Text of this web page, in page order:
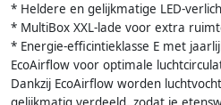
* Heldere en gelijkmatige LED-
* MultiBox XXL-lade voor extra
* Energie-efficintieklasse E met
EcoAirflow voor optimale
Dankzij EcoAirflow worden